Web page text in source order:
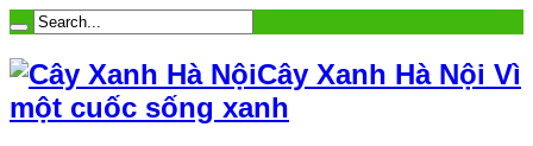
Cây Xanh Hà Nội Vì
một cuốc sống xanh